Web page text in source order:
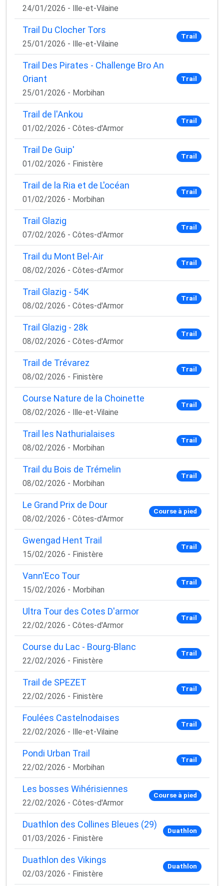
×
🚴‍♂️ Rejoignez la communauté des coureurs
et triathlètes passionnés
recevez chaque mois :
✅ Des astuces de pros pour progresser plus vite
✅ Les dernières tendances matos & nutrition
✅ Descodes promo et bons plans
1 email / mois. Zéro spam. 100 % utile.
Email
Aucun spam, vous pouvez vous désinscrire à tout
24/01/2026 - Ille-et-Vilaine
Trail Du Clocher Tors
25/01/2026 - Ille-et-Vilaine
Trail
Trail Des Pirates - Challenge Bro An
Oriant
25/01/2026 - Morbihan
Trail
Trail de l'Ankou
01/02/2026 - Côtes-d'Armor
Trail
Trail De Guip'
01/02/2026 - Finistère
Trail
Trail de la Ria et de L'océan
01/02/2026 - Morbihan
Trail
Trail Glazig
07/02/2026 - Côtes-d'Armor
Trail
Trail du Mont Bel-Air
08/02/2026 - Côtes-d'Armor
Trail
Trail Glazig - 54K
08/02/2026 - Côtes-d'Armor
Trail
Trail Glazig - 28k
08/02/2026 - Côtes-d'Armor
Trail
Trail de Trévarez
08/02/2026 - Finistère
Trail
Course Nature de la Choinette
08/02/2026 - Ille-et-Vilaine
Trail
Trail les Nathurialaises
08/02/2026 - Morbihan
Trail
Trail du Bois de Trémelin
08/02/2026 - Morbihan
Trail
Le Grand Prix de Dour
08/02/2026 - Côtes-d'Armor
Course à pied
Gwengad Hent Trail
15/02/2026 - Finistère
Trail
Vann'Eco Tour
15/02/2026 - Morbihan
Trail
Ultra Tour des Cotes D'armor
22/02/2026 - Côtes-d'Armor
Trail
Course du Lac - Bourg-Blanc
22/02/2026 - Finistère
Trail
Trail de SPEZET
22/02/2026 - Finistère
Trail
Foulées Castelnodaises
22/02/2026 - Ille-et-Vilaine
Trail
Pondi Urban Trail
22/02/2026 - Morbihan
Trail
Les bosses Wihérisiennes
22/02/2026 - Côtes-d'Armor
Course à pied
Duathlon des Collines Bleues (29)
01/03/2026 - Finistère
Duathlon
Duathlon des Vikings
02/03/2026 - Finistère
Duathlon